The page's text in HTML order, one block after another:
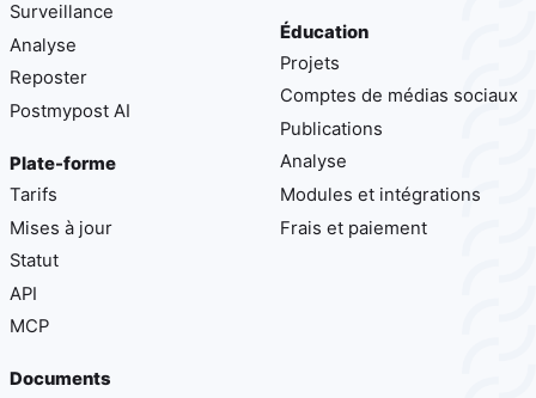
Surveillance
Analyse
Reposter
Postmypost AI
Plate-forme
Tarifs
Mises à jour
Statut
API
MCP
Éducation
Projets
Comptes de médias sociaux
Publications
Analyse
Modules et intégrations
Frais et paiement
Documents